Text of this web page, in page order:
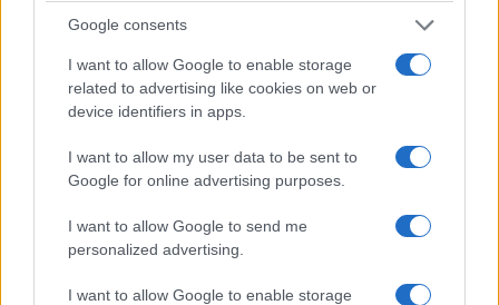
Google consents
I want to allow Google to enable storage
related to advertising like cookies on web or
device identifiers in apps.
I want to allow my user data to be sent to
Google for online advertising purposes.
I want to allow Google to send me
personalized advertising.
I want to allow Google to enable storage